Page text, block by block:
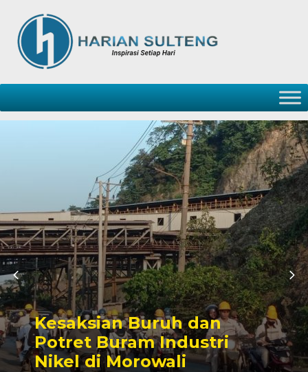
Kesaksian Buruh dan
Potret Buram Industri
Nikel di Morowali